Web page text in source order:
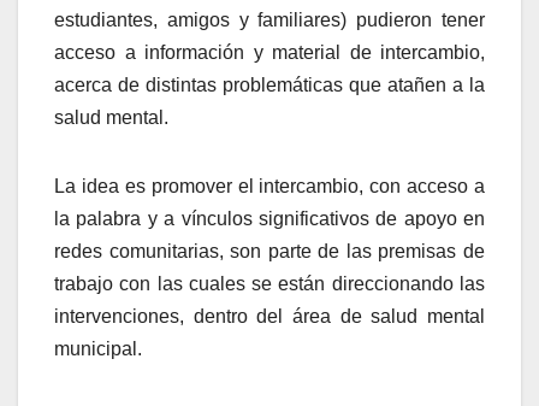
estudiantes, amigos y familiares) pudieron tener
acceso a información y material de intercambio,
acerca de distintas problemáticas que atañen a la
salud mental.
La idea es promover el intercambio, con acceso a
la palabra y a vínculos significativos de apoyo en
redes comunitarias, son parte de las premisas de
trabajo con las cuales se están direccionando las
intervenciones, dentro del área de salud mental
municipal.